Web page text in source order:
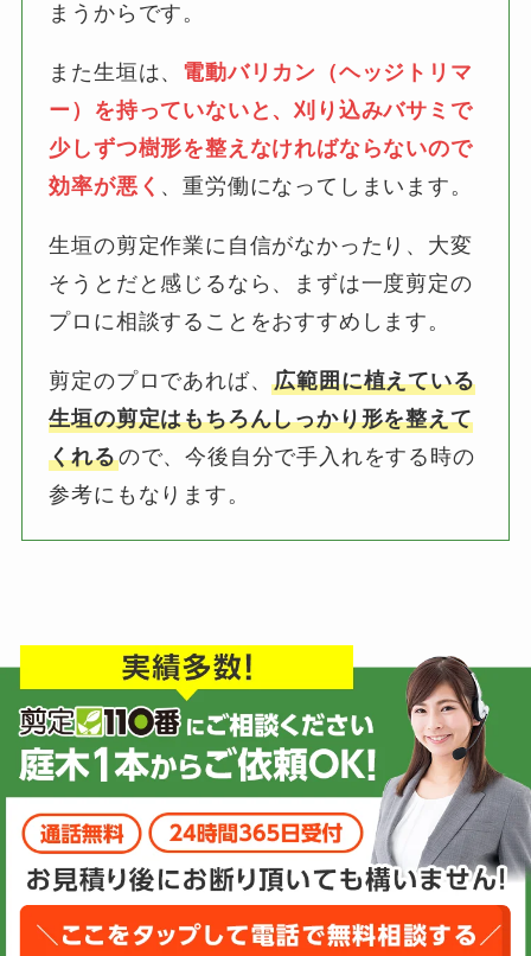
まうからです。
また生垣は、 電動バリカン（ヘッジトリマ
ー）を持っていないと、刈り込みバサミで
少しずつ樹形を整えなければならないので
効率が悪く 、重労働になってしまいます。
生垣の剪定作業に自信がなかったり、大変
そうとだと感じるなら、まずは一度剪定の
プロに相談することをおすすめします。
剪定のプロであれば、広範囲に植えている
生垣の剪定はもちろんしっかり形を整えて
くれるので、今後自分で手入れをする時の
参考にもなります。